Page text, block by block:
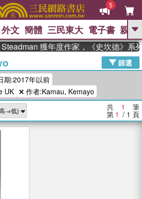
5
GO
高希均教授回憶錄
、 The Odyssey 、 父親節 、 花開錦
繡 、 暑期推薦
李登輝時代 、 數學女孩：黎曼猜想
、 偉大的迷走神經 、 如果歷史是一
群喵
外文 簡體 三民東大 電子書 親子
獲年度作家，《史坎德》系
篩選
期:2017年以前
UK
作者:Kamau, Kemayo
共 1 筆
第 1 / 1 頁